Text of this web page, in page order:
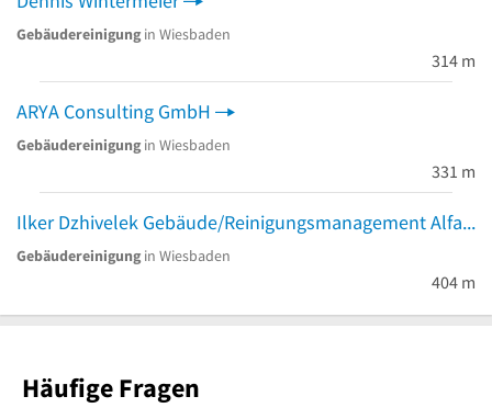
Gebäudereinigung in Wiesbaden
314 m
ARYA Consulting GmbH
Gebäudereinigung in Wiesbaden
331 m
Ilker Dzhivelek Gebäude/Reinigungsmanagement Alfa Aktiv Plu
Gebäudereinigung in Wiesbaden
404 m
Häufige Fragen